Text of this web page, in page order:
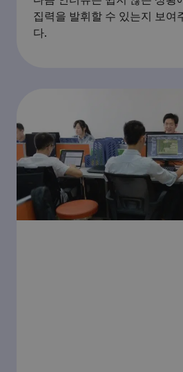
집력을 발휘할 수 있는지 보여
다.